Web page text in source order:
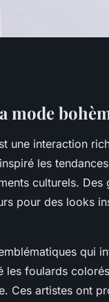
et
mode
une interaction
les
culturels. Des
pour des looks
qui
foulards
Ces artistes ont